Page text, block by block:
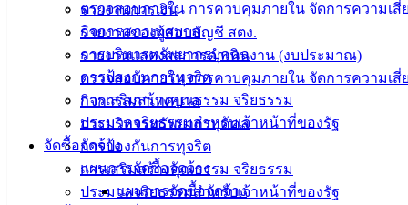
ตรวจสอบภายใน การควบคุมภายใน จัดการความเสี่
กิจการสภาเทศบาล
การบริหารทรัพยากรบุคคล
การป้องกันการทุจริต
การเสริมสร้างคุณธรรม จริยธรรม
ประมวลจริยธรรมสำหรับเจ้าหน้าที่ของรัฐ
จัดซื้อจัดจ้าง
แผนการจัดซื้อจัดจ้าง
แผนการจัดซื้อจัดจ้าง
รายงานการเงิน
รายงานของผู้สอบบัญชี สตง.
รายงานแสดงผลการดำเนินงาน (งบประมาณ)
ตรวจสอบภายใน การควบคุมภายใน จัดการความเสี่
กิจการสภาเทศบาล
การบริหารทรัพยากรบุคคล
การป้องกันการทุจริต
การเสริมสร้างคุณธรรม จริยธรรม
ประมวลจริยธรรมสำหรับเจ้าหน้าที่ของรัฐ